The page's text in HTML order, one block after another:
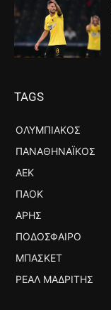
TAGS
ΟΛΥΜΠΙΑΚΌΣ
ΠΑΝΑΘΗΝΑΪΚΌΣ
ΑΕΚ
ΠΑΟΚ
ΆΡΗΣ
ΠΟΔΌΣΦΑΙΡΟ
ΜΠΆΣΚΕΤ
ΡΕΆΛ ΜΑΔΡΊΤΗΣ